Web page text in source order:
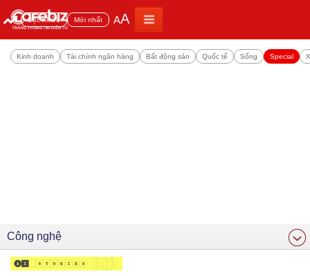
Đọc nhiều Mới nhất AA
Kinh doanh Tài chính ngân hàng Bất động sản Quốc tế Sống Special
Công nghệ